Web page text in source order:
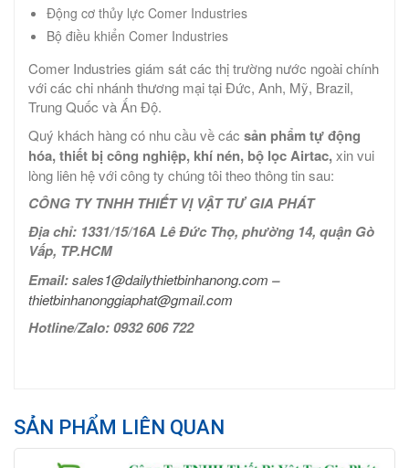
Động cơ thủy lực Comer Industries
Bộ điều khiển Comer Industries
Comer Industries giám sát các thị trường nước ngoài chính
với các chi nhánh thương mại tại Đức, Anh, Mỹ, Brazil,
Trung Quốc và Ấn Độ.
Quý khách hàng có nhu cầu về các sản phẩm tự động
hóa, thiết bị công nghiệp, khí nén, bộ lọc Airtac,xin vui
lòng liên hệ với công ty chúng tôi theo thông tin sau:
CÔNG TY TNHH THIẾT VỊ VẬT TƯ GIA PHÁT
Địa chỉ: 1331/15/16A Lê Đức Thọ, phường 14, quận Gò
Vấp, TP.HCM
Email:sales1@dailythietbinhanong.com –
thietbinhanonggiaphat@gmail.com
Hotline/Zalo:0932 606 722
SẢN PHẨM LIÊN QUAN